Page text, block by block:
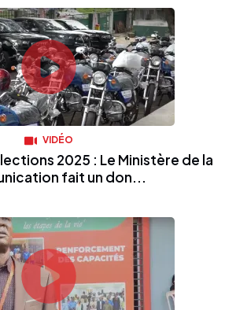
VIDÉO
2025 : Le Ministère de la
fait un don...